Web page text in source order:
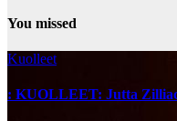
You missed
Kuolleet
: KUOLLEET: Jutta